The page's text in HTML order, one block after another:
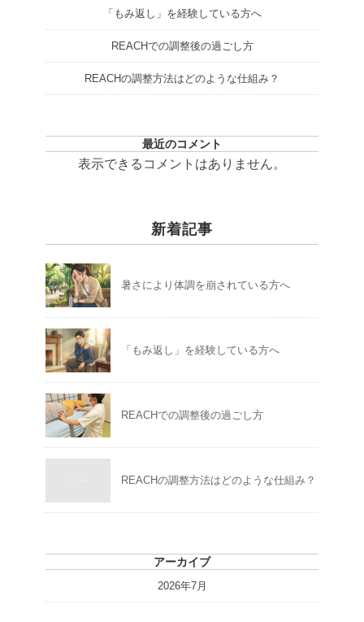
「もみ返し」を経験している方へ
REACHでの調整後の過ごし方
REACHの調整方法はどのような仕組み？
最近のコメント
表示できるコメントはありません。
新着記事
暑さにより体調を崩されている方へ
「もみ返し」を経験している方へ
REACHでの調整後の過ごし方
REACHの調整方法はどのような仕組み？
アーカイブ
2026年7月